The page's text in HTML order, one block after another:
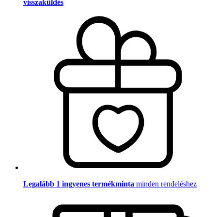
visszaküldés
Legalább 1 ingyenes termékminta minden rendeléshez